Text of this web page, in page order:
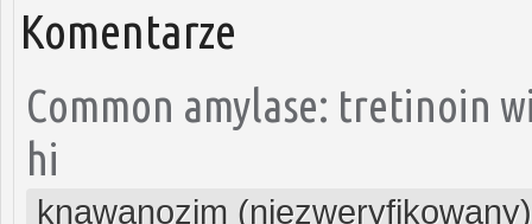
Komentarze
Common amylase: tretinoin
hi
knawanozim (niezweryfikowany)